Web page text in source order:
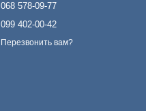
068 578-09-77
099 402-00-42
Перезвонить вам?